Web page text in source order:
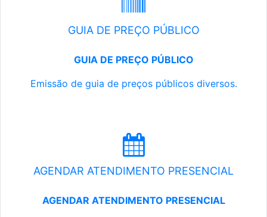
GUIA DE PREÇO PÚBLICO
GUIA DE PREÇO PÚBLICO
Emissão de guia de preços públicos diversos.
AGENDAR ATENDIMENTO PRESENCIAL
AGENDAR ATENDIMENTO PRESENCIAL